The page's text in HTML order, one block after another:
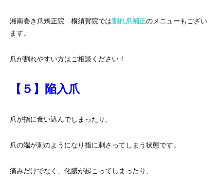
湘南巻き爪矯正院 横須賀院では割れ爪補正のメニューもござい
ます。
爪が割れやすい方はご相談ください！
【５】陥入爪
爪が指に食い込んでしまったり、
爪の端が刺のようになり指に刺さってしまう状態です。
痛みだけでなく、化膿が起こってしまったり、